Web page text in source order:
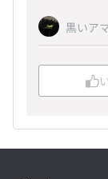
黒いア